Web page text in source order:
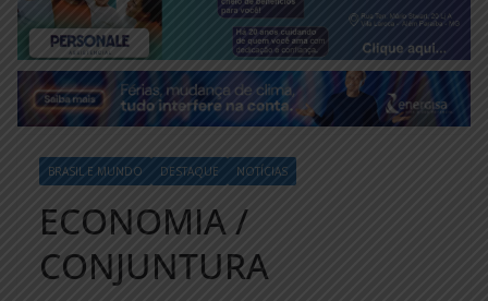
BRASIL E MUNDO DESTAQUE NOTÍCIAS
ECONOMIA /
CONJUNTURA